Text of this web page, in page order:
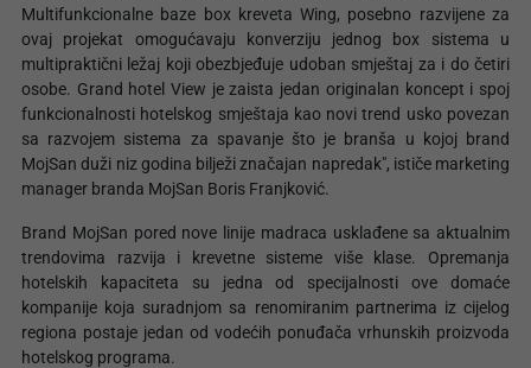
Multifunkcionalne baze box kreveta Wing, posebno razvijene za
ovaj projekat omogućavaju konverziju jednog box sistema u
multipraktični ležaj koji obezbjeđuje udoban smještaj za i do četiri
osobe. Grand hotel View je zaista jedan originalan koncept i spoj
funkcionalnosti hotelskog smještaja kao novi trend usko povezan
sa razvojem sistema za spavanje što je branša u kojoj brand
MojSan duži niz godina bilježi značajan napredak", ističe marketing
manager branda MojSan Boris Franjković.
Brand MojSan pored nove linije madraca usklađene sa aktualnim
trendovima razvija i krevetne sisteme više klase. Opremanja
hotelskih kapaciteta su jedna od specijalnosti ove domaće
kompanije koja suradnjom sa renomiranim partnerima iz cijelog
regiona postaje jedan od vodećih ponuđača vrhunskih proizvoda
hotelskog programa.